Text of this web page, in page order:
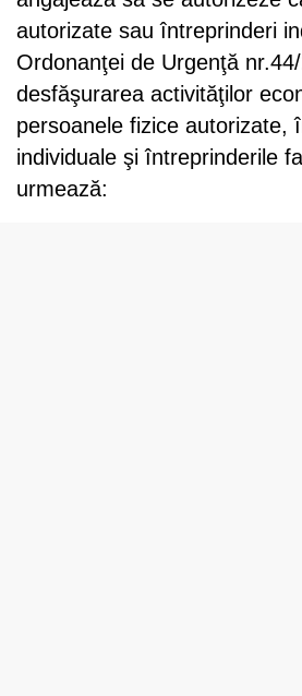
autorizate sau întreprinderi
Ordonanţei de Urgenţă
desfăşurarea activităţilor
persoanele fizice autorizate,
individuale şi întreprinderile
urmează: